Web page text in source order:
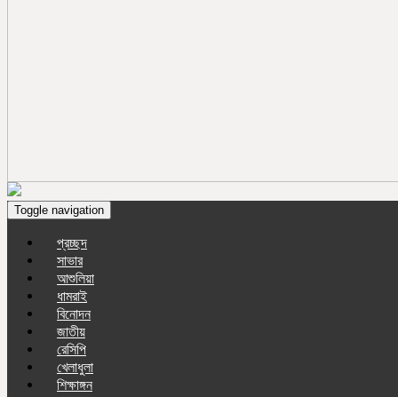
Toggle navigation
প্রচ্ছদ
সাভার
আশুলিয়া
ধামরাই
বিনোদন
জাতীয়
রেসিপি
খেলাধুলা
শিক্ষাঙ্গন